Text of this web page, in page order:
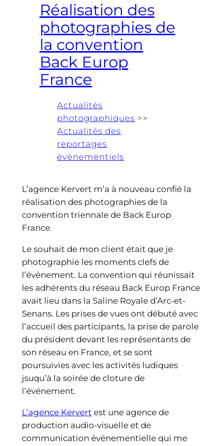
Réalisation des
photographies de
la convention
Back Europ
France
Actualités
photographiques >>
Actualités des
reportages
évènementiels
L’agence Kervert m’a à nouveau confié la
réalisation des photographies de la
convention triennale de Back Europ
France.
Le souhait de mon client était que je
photographie les moments clefs de
l’évènement. La convention qui réunissait
les adhérents du réseau Back Europ France
avait lieu dans la Saline Royale d’Arc-et-
Senans. Les prises de vues ont débuté avec
l’accueil des participants, la prise de parole
du président devant les représentants de
son réseau en France, et se sont
poursuivies avec les activités ludiques
jsuqu’à la soirée de cloture de
l’événement.
L’agence Kervert est une agence de
production audio-visuelle et de
communication évènementielle qui me